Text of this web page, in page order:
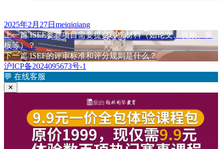
发
布
于
2025年2月27日 作
者
meiqiqiang
文
章
导
航
上一篇上
篇
文
章：
ISEF参赛项目需要提交哪些材料（如论文、视频、展
板等）？
下一篇下
篇
文
ISEF的评审标准和评分规则是什么？
沪ICP备2024095673号-1
💬 在线客服
✕